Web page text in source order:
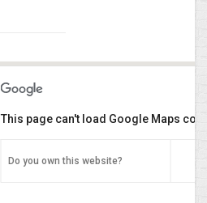
This page can't load Google Maps
Do you own this website?